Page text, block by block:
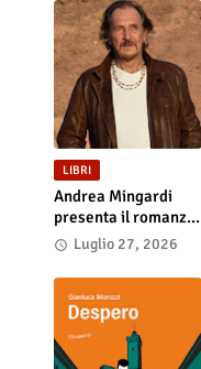
LIBRI
Andrea Mingardi
presenta il romanzo
“L'ultima porta” il 31
luglio alla Fiera di
San Lazzaro
Luglio 27, 2026